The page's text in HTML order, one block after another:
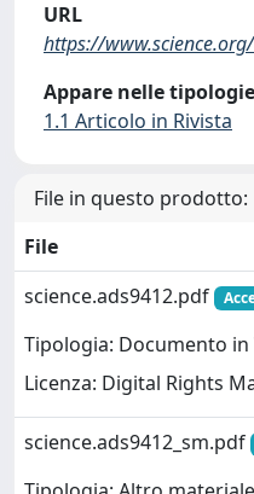
URL
https://
Appare nelle
1.1 Articolo in Rivista
File in questo prodotto:
File
science.ads9412.pdf
Tipologia: Documento
Licenza: Digital Rights
science.ads9412_sm.pdf